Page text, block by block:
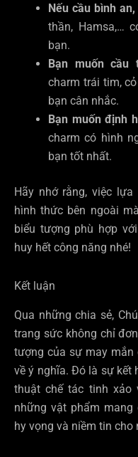
Nếu cầu bình
thần, Hamsa,…
bạn.
Bạn muốn cầu
charm trái tim,
bạn cân nhắc.
Bạn muốn định
charm có hình
bạn tốt nhất.
Hãy nhớ rằng, việc
hình thức bên ngoài
biểu tượng phù hợp
huy hết công năng nhé!
Kết luận
Qua những chia sẻ,
trang sức không chỉ
tượng của sự may mắn
về ý nghĩa. Đó là sự kết
thuật chế tác tinh
những vật phẩm
hy vọng và niềm tin cho